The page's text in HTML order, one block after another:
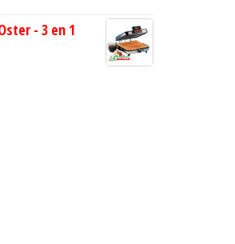
- 3 en 1